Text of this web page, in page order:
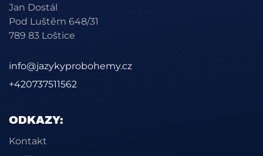
Jan Dostál
Pod Luštěm 648/31
789 83 Loštice
info@jazykyprobohemy.cz
+420737511562
ODKAZY:
Kontakt